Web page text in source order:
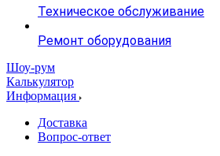
Техническое обслуживание
Ремонт оборудования
Шоу-рум
Калькулятор
Информация
Доставка
Вопрос-ответ